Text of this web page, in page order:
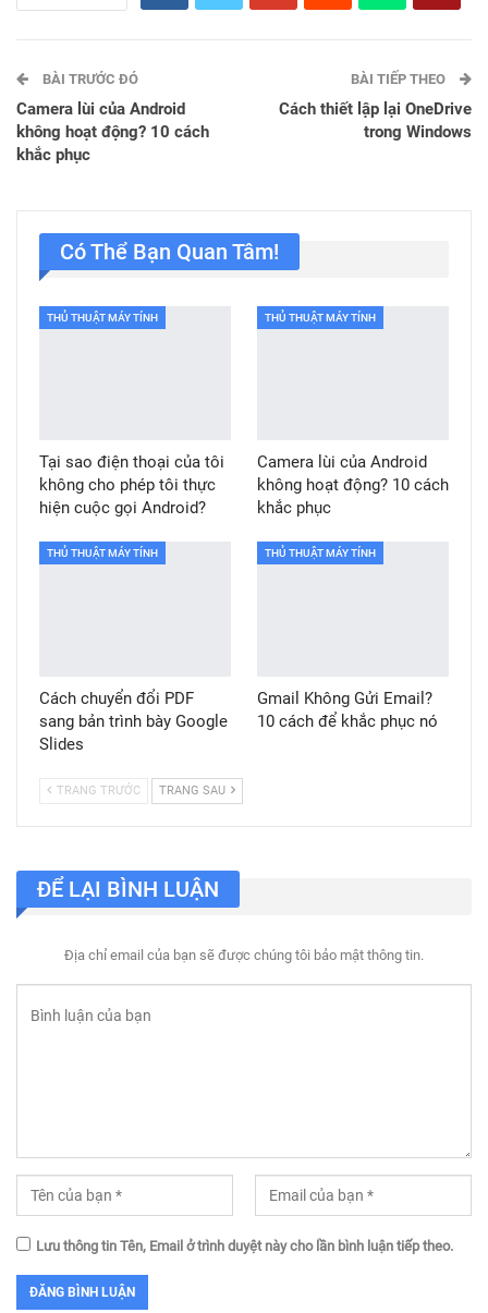
BÀI TRƯỚC ĐÓ
Camera lùi của Android
không hoạt động? 10 cách
khắc phục
BÀI TIẾP THEO
Cách thiết lập lại OneDrive
trong Windows
Có Thể Bạn Quan Tâm!
THỦ THUẬT MÁY TÍNH
Tại sao điện thoại của tôi
không cho phép tôi thực
hiện cuộc gọi Android?
THỦ THUẬT MÁY TÍNH
Camera lùi của Android
không hoạt động? 10 cách
khắc phục
THỦ THUẬT MÁY TÍNH
Cách chuyển đổi PDF
sang bản trình bày Google
Slides
THỦ THUẬT MÁY TÍNH
Gmail Không Gửi Email?
10 cách để khắc phục nó
TRANG TRƯỚC TRANG SAU
ĐỂ LẠI BÌNH LUẬN
Địa chỉ email của bạn sẽ được chúng tôi bảo mật thông tin.
Lưu thông tin Tên, Email ở trình duyệt này cho lần bình luận tiếp theo.